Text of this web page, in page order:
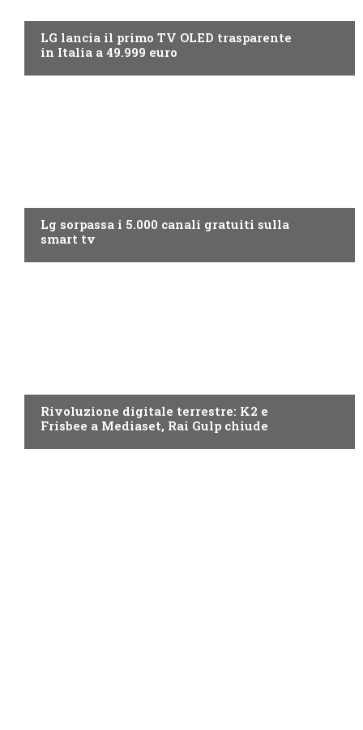
LG lancia il primo TV OLED trasparente
in Italia a 49.999 euro
Lg sorpassa i 5.000 canali gratuiti sulla
smart tv
Rivoluzione digitale terrestre: K2 e
Frisbee a Mediaset, Rai Gulp chiude